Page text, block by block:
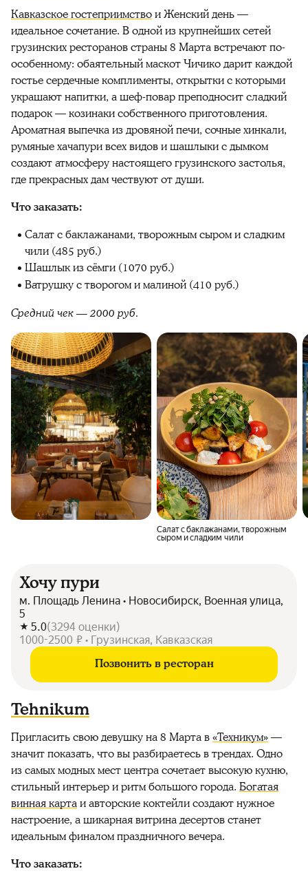
Кавказское гостеприимствои Женский день —
идеальное сочетание. В одной из крупнейших сетей
грузинских ресторанов страны 8 Марта встречают по-
особенному: обаятельный маскот Чичико дарит каждой
гостье сердечные комплименты, открытки с которыми
украшают напитки, а шеф-повар преподносит сладкий
подарок — козинаки собственного приготовления.
Ароматная выпечка из дровяной печи, сочные хинкали,
румяные хачапури всех видов и шашлыки с дымком
создают атмосферу настоящего грузинского застолья,
где прекрасных дам чествуют от души.
Что заказать:
Салат с баклажанами, творожным сыром и сладким
чили (485 руб.)
Шашлык из сёмги (1070 руб.)
Ватрушку с творогом и малиной (410 руб.)
Средний чек — 2000 руб.
Салат с баклажанами, творожным
сыром и сладким чили
Хочу пури
м. Площадь Ленина • Новосибирск, Военная улица,
5
5.0(3294 оценки)
1000-2500 ₽ • Грузинская, Кавказская
Позвонить в ресторан
Tehnikum
Пригласить свою девушку на 8 Марта в«Техникум»—
значит показать, что вы разбираетесь в трендах. Одно
из самых модных мест центра сочетает высокую кухню,
стильный интерьер и ритм большого города. Богатая
винная картаи авторские коктейли создают нужное
настроение, а шикарная витрина десертов станет
идеальным финалом праздничного вечера.
Что заказать: